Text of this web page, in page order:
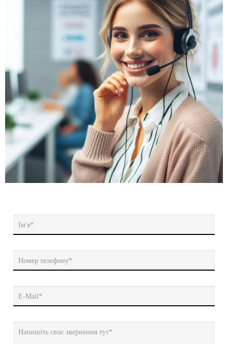
Ім'я*
Номер телефону*
E-Mail*
Напишіть своє звернення тут*